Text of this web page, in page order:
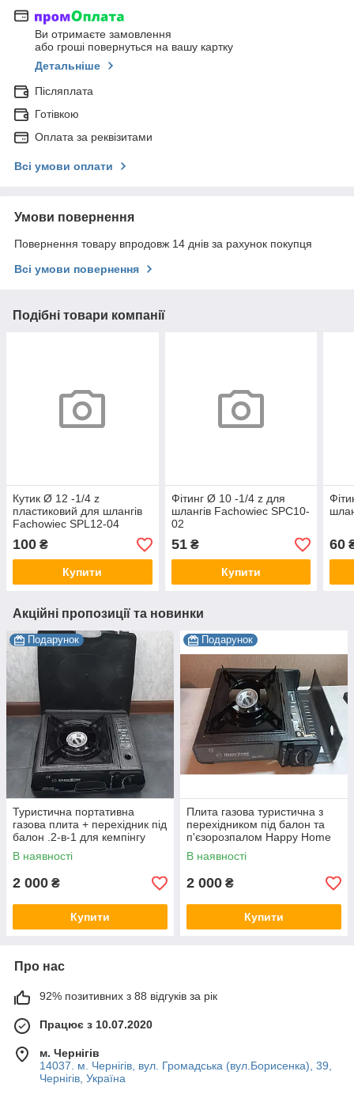
Ви отримаєте замовлення
або гроші повернуться на вашу картку
Детальніше
Післяплата
Готівкою
Оплата за реквізитами
Всі умови оплати
Умови повернення
Повернення товару впродовж 14 днів за рахунок покупця
Всі умови повернення
Подібні товари компанії
Кутик Ø 12 -1/4 z
пластиковий для шлангів
Fachowiec SPL12-04
100 ₴
Купити
Фітинг Ø 10 -1/4 z для
шлангів Fachowiec SPC10-
02
51₴
Купити
60
Акційні пропозиції та новинки
Подарунок
Туристична портативна
газова плита + перехідник під
балон .2-в-1 для кемпінгу
В наявності
2 000 ₴
Купити
Подарунок
Плита газова туристична з
перехідником під балон та
п'єзорозпалом Happy Home
BDZ-155A
В наявності
2 000 ₴
Купити
Про нас
92% позитивних з 88 відгуків за рік
Працює з 10.07.2020
м. Чернігів
14037. м. Чернігів, вул. Громадська (вул.Борисенка), 39,
Чернігів, Україна